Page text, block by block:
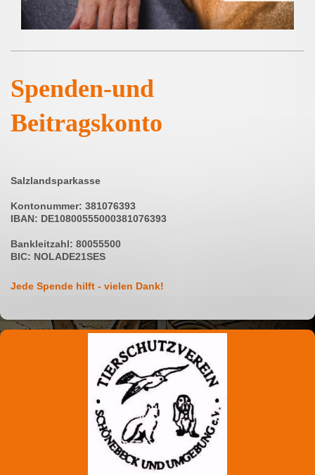
Spenden-und
Beitragskonto
Salzlandsparkasse
Kontonummer: 381076393
IBAN: DE10800555000381076393
Bankleitzahl: 80055500
BIC: NOLADE21SES
Jede Spende hilft - vielen Dank!